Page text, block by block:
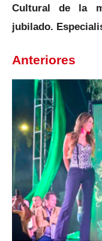
Cultural de la
jubilado.
Anteriores